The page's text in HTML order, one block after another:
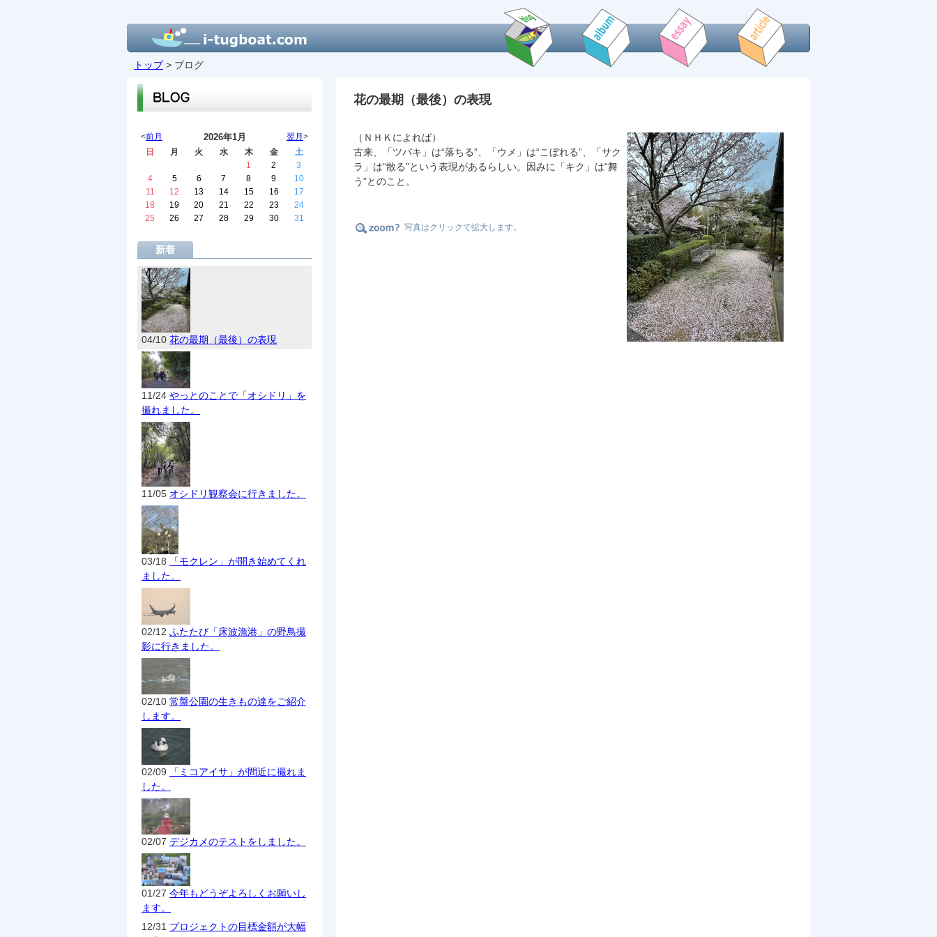
トップ> ブログ
翌月 >
<前月 2026年1月
日 月 火 水 木 金
土
1
2
3
4
5 6 7 8 9
10
11
12 13 14 15 16
17
18
19 20 21 22 23
24
25
26 27 28 29 30 31
新着
04/10 花の最期（最後）の表現
11/24 やっとのことで「オシドリ」を
撮れました。
11/05 オシドリ観察会に行きました。
03/18
「モクレン」が開き始めてくれ
ました。
02/12 ふたたび「床波漁港」の野鳥撮
影に行きました。
02/10 常盤公園の生きもの達をご紹介
します。
02/09
「ミコアイサ」が間近に撮れま
した。
02/07 デジカメのテストをしました。
01/27 今年もどうぞよろしくお願いし
ます。
12/31 プロジェクトの目標金額が大幅
花の最期（最後）の表現
（ＮＨＫによれば）
古来、「ツバキ」は“落ちる”、「ウメ」は“こぼれる”、「サク
ラ」は“散る”という表現があるらしい。因みに「キク」は“舞
う”とのこと。
写真はクリックで拡大します。